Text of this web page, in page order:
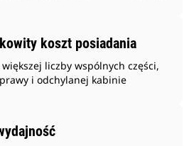
koszt posiadania
liczby wspólnych części,
i odchylanej kabinie